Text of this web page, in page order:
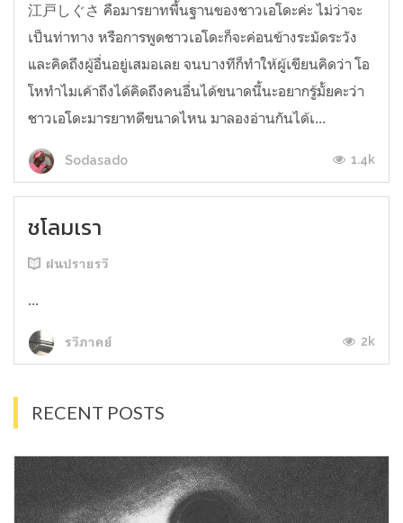
江戸しぐさ คือมารยาทพื้นฐานของชาวเอโดะค่ะ ไม่ว่าจะ
เป็นท่าทาง หรือการพูดชาวเอโดะก็จะค่อนข้างระมัดระวัง
และคิดถึงผู้อื่นอยู่เสมอเลย จนบางทีก็ทำให้ผู้เขียนคิดว่า โอ
โหทำไมเค้าถึงได้คิดถึงคนอื่นได้ขนาดนี้นะอยากรู้มั้ยคะว่า
ชาวเอโดะมารยาทดีขนาดไหน มาลองอ่านกันได้เ...
Sodasado 1.4k
ชโลมเรา
ฝนปรายรวี
...
รวีภาคย์ 2k
RECENT POSTS